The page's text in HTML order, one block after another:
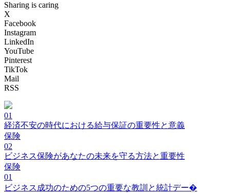
Sharing is caring
X
Facebook
Instagram
LinkedIn
YouTube
Pinterest
TikTok
Mail
RSS
01
経済不安の時代における給与保証の重要性と意義
保険
02
ビジネス保険があなたの未来を守る方法と重要性
保険
01
ビジネス成功のための5つの重要な教訓と統計デー�